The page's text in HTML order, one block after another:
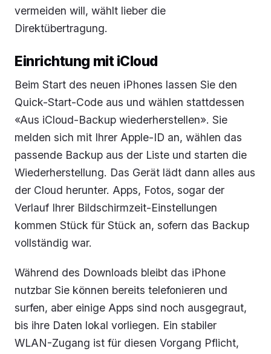
vermeiden will, wählt lieber die
Direktübertragung.
Einrichtung mit iCloud
Beim Start des neuen iPhones lassen Sie den
Quick-Start-Code aus und wählen stattdessen
«Aus iCloud-Backup wiederherstellen». Sie
melden sich mit Ihrer Apple-ID an, wählen das
passende Backup aus der Liste und starten die
Wiederherstellung. Das Gerät lädt dann alles aus
der Cloud herunter. Apps, Fotos, sogar der
Verlauf Ihrer Bildschirmzeit-Einstellungen
kommen Stück für Stück an, sofern das Backup
vollständig war.
Während des Downloads bleibt das iPhone
nutzbar Sie können bereits telefonieren und
surfen, aber einige Apps sind noch ausgegraut,
bis ihre Daten lokal vorliegen. Ein stabiler
WLAN-Zugang ist für diesen Vorgang Pflicht,